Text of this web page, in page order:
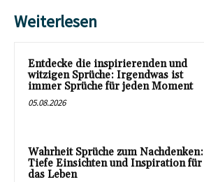
Weiterlesen
Entdecke die inspirierenden und
witzigen Sprüche: Irgendwas ist
immer Sprüche für jeden Moment
05.08.2026
Wahrheit Sprüche zum Nachdenken:
Tiefe Einsichten und Inspiration für
das Leben